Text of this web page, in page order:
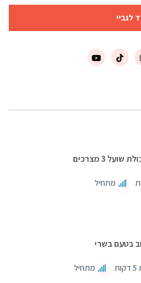
לגביי
3 מצרכים
מתחיל
בטעם בשרי
מתחיל